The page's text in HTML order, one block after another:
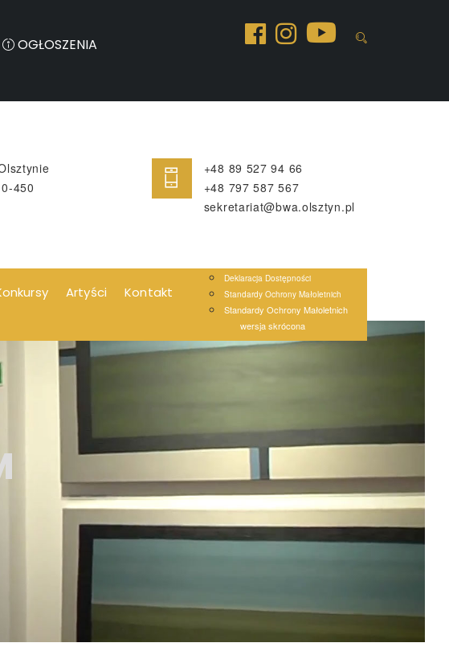
OGŁOSZENIA
450
+48 89 527 94 66
+48 797 587 567
sekretariat@bwa.olsztyn.pl
Artyści Kontakt
Deklaracja Dostępności
Standardy Ochrony Małoletnich
Standardy Ochrony Małoletnich
wersja skrócona